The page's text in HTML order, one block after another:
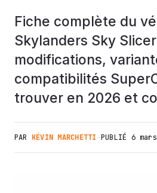
Fiche complète du
Skylanders Sky
modifications,
compatibilités
trouver en 2026 et
PAR KÉVIN MARCHETTI ·PUBLIÉ 6